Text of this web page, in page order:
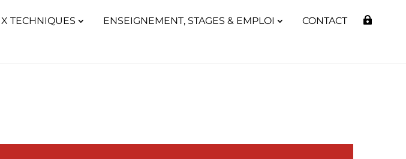
TECHNIQUES ENSEIGNEMENT, STAGES & EMPLOI CONTACT